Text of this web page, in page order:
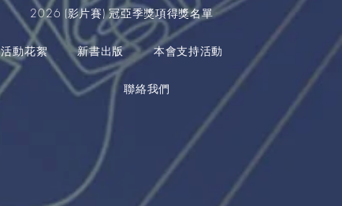
2026 (影片賽) 冠亞季獎項得獎名單
活動花絮 新書出版 本會支持活動
聯絡我們